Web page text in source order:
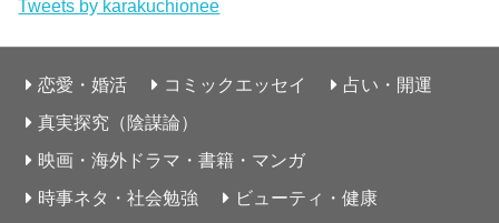
Tweets by karakuchionee
恋愛・婚活 コミックエッセイ
占い・開運
真実探究（陰謀論）
映画・海外ドラマ・書籍・マンガ
時事ネタ・社会勉強
ビューティ・健康